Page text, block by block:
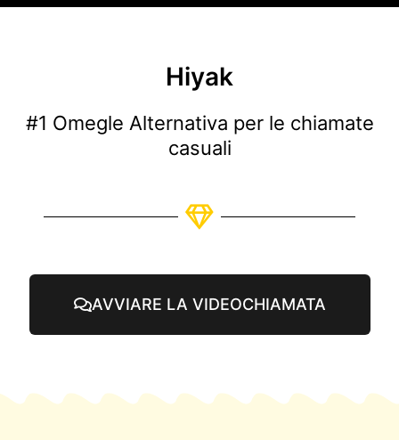
Hiyak
#1 Omegle Alternativa per le chiamate
casuali
AVVIARE LA VIDEOCHIAMATA